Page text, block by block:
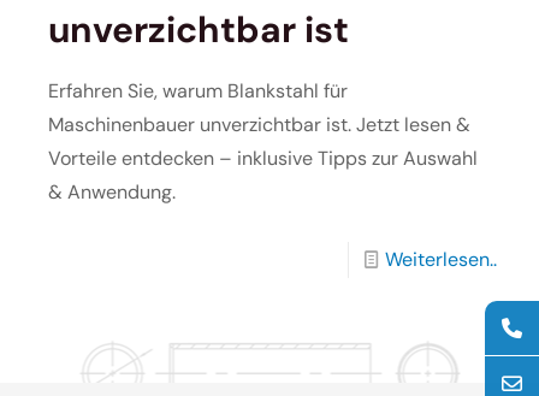
unverzichtbar ist
Erfahren Sie, warum Blankstahl für
Maschinenbauer unverzichtbar ist. Jetzt lesen &
Vorteile entdecken – inklusive Tipps zur Auswahl
& Anwendung.
Weiterlesen..